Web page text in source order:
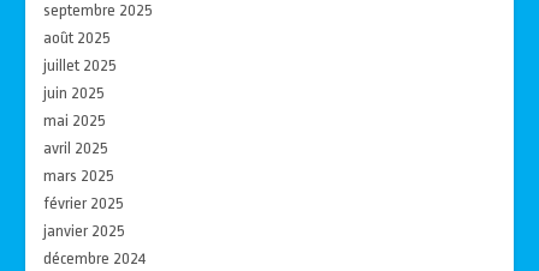
septembre 2025
août 2025
juillet 2025
juin 2025
mai 2025
avril 2025
mars 2025
février 2025
janvier 2025
décembre 2024